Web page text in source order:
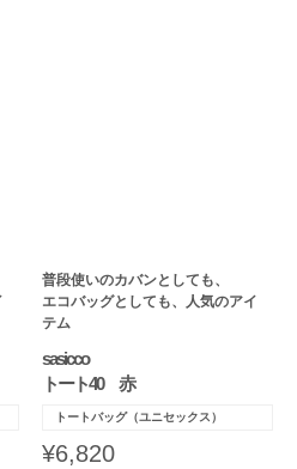
普段使いのカバンとしても、
エコバッグとしても、人気のアイ
テム
sasicco
トート40 赤
トートバッグ（ユニセックス）
¥6,820